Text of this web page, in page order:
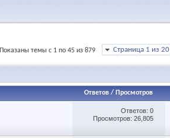
Страница 1 из 20
Показаны темы с 1 по 45 из 879
Ответов/ Просмотров
Ответов: 0
Просмотров: 26,805